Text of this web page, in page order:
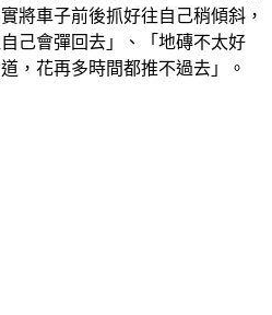
將車子前後抓好往自己稍傾斜，
己會彈回去」、「地磚不太好
，花再多時間都推不過去」。